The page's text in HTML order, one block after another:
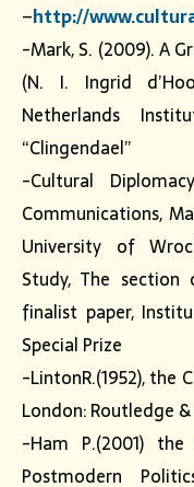
–http://
-Mark, S. (2009). A
(N. I. Ingrid
Netherlands
“Clingendael”
-Cultural
Communications,
University of
Study, The section
finalist paper,
Special Prize
-LintonR.(1952), the
London: Routledge &
-Ham P.(2001)
Postmodern